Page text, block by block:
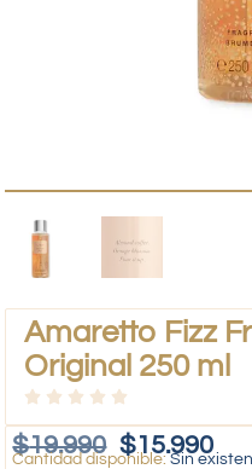
Amaretto Fizz
Original 250 ml
$19.990 $15.990
Sin